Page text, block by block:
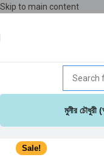
Skip to main content
মুনীর চৌধুরী
Sale!